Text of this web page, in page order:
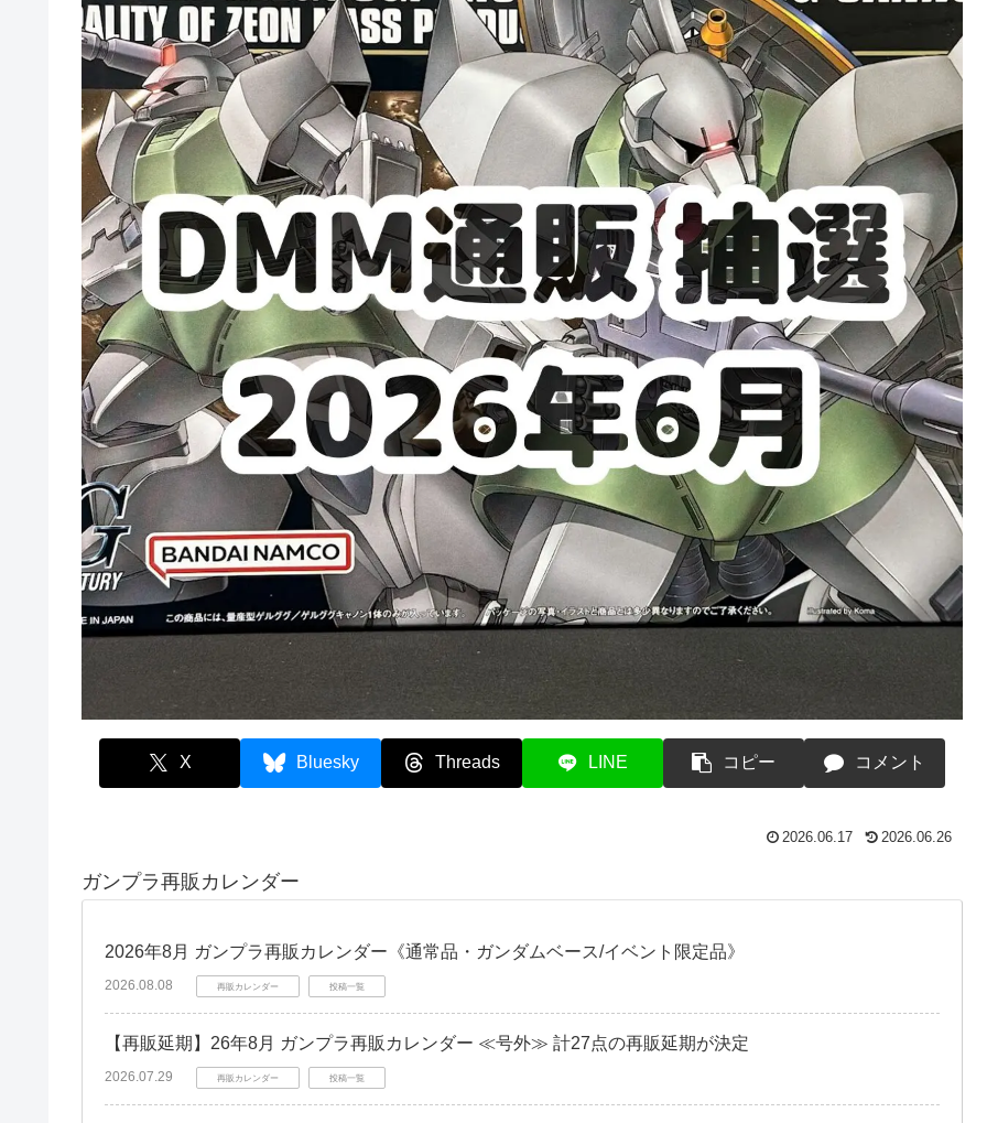
X Bluesky Threads LINE コピー コメント
2026.06.17 2026.06.26
ガンプラ再販カレンダー
2026年8月 ガンプラ再販カレンダー《通常品・ガンダムベース/イベント限定品》
2026.08.08 再販カレンダー 投稿一覧
【再販延期】26年8月 ガンプラ再販カレンダー ≪号外≫ 計27点の再販延期が決定
2026.07.29 再販カレンダー 投稿一覧